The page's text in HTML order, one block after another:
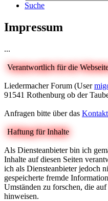
Suche
Impressum
...
Verantwortlich für die
Liedermacher Forum (User
91541 Rothenburg ob der
Anfragen bitte über das
Haftung für Inhalte
Als Diensteanbieter bin ich
Inhalte auf diesen Seiten
ich als Diensteanbieter jedoch
gespeicherte fremde
Umständen zu forschen, die
hinweisen.